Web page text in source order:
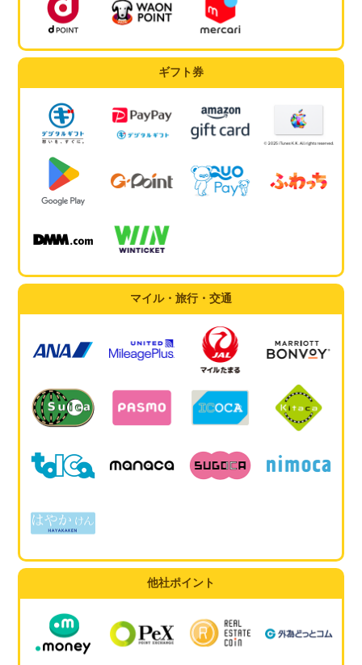
ギフト券
マイル・旅行・交通
他社ポイント